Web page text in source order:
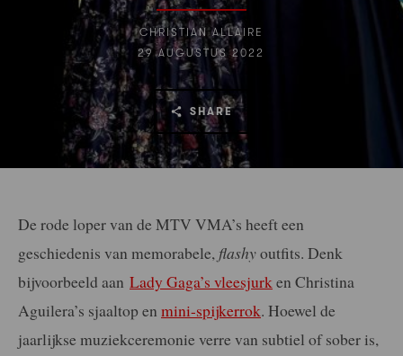
CHRISTIAN ALLAIRE
29 AUGUSTUS 2022
SHARE
De rode loper van de MTV VMA’s heeft een
geschiedenis van memorabele, flashyoutfits. Denk
bijvoorbeeld aan Lady Gaga’s vleesjurken Christina
Aguilera’s sjaaltop en mini-spijkerrok. Hoewel de
jaarlijkse muziekceremonie verre van subtiel of sober is,